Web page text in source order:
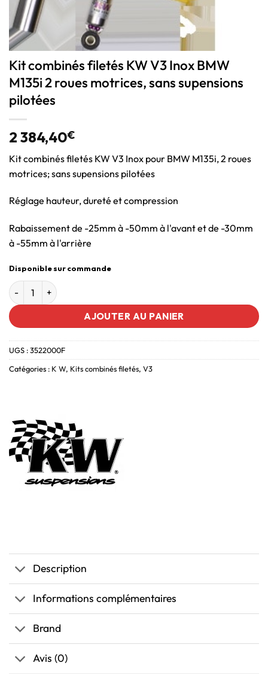
Kit combinés filetés KW V3 Inox BMW
M135i 2 roues motrices, sans supensions
pilotées
2 384,40€
Kit combinés filetés KW V3 Inox pour BMW M135i, 2 roues
motrices; sans supensions pilotées
Réglage hauteur, dureté et compression
Rabaissement de -25mm à -50mm à l'avant et de -30mm
à -55mm à l'arrière
Disponible sur commande
AJOUTER AU PANIER
UGS :3522000F
Catégories : K W, Kits combinés filetés, V3
Description
Informations complémentaires
Brand
Avis (0)